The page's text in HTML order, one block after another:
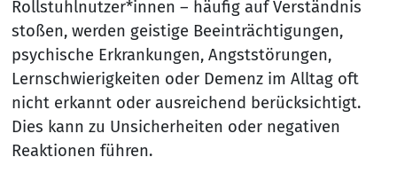
Rollstuhlnutzer*innen – häufig auf Verständnis
stoßen, werden geistige Beeinträchtigungen,
psychische Erkrankungen, Angststörungen,
Lernschwierigkeiten oder Demenz im Alltag oft
nicht erkannt oder ausreichend berücksichtigt.
Dies kann zu Unsicherheiten oder negativen
Reaktionen führen.